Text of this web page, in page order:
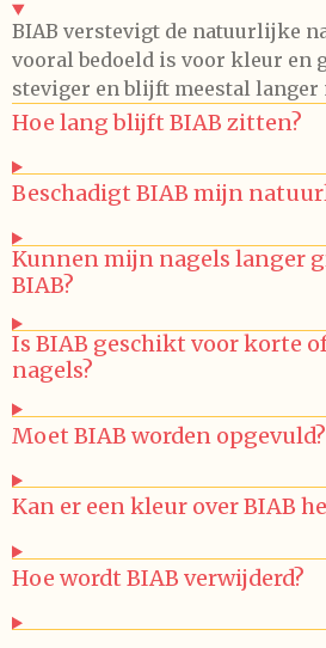
BIAB verstevigt de natuurlijke
vooral bedoeld is voor kleur en
steviger en blijft meestal langer
Hoe lang blijft BIAB zitten?
Beschadigt BIAB mijn
Kunnen mijn nagels langer
BIAB?
Is BIAB geschikt voor korte
nagels?
Moet BIAB worden opgevuld?
Kan er een kleur over BIAB
Hoe wordt BIAB verwijderd?